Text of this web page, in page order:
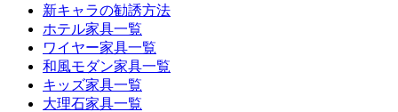
新キャラの勧誘方法
ホテル家具一覧
ワイヤー家具一覧
和風モダン家具一覧
キッズ家具一覧
大理石家具一覧